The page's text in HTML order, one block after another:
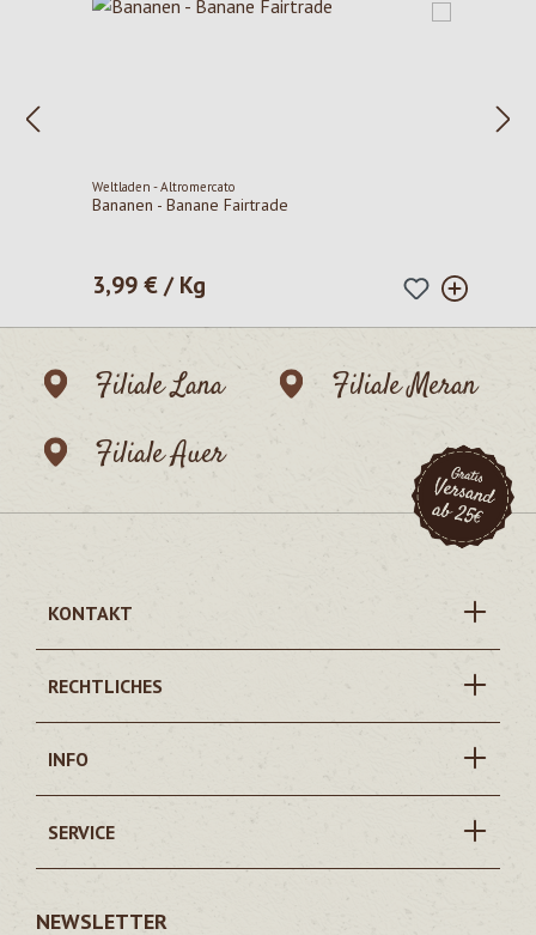
Weltladen - Altromercato
Bananen - Banane Fairtrade
Regulärer Preis:
3,99 € / Kg
Filiale Lana
Filiale Meran
Filiale Auer
KONTAKT
RECHTLICHES
INFO
SERVICE
NEWSLETTER